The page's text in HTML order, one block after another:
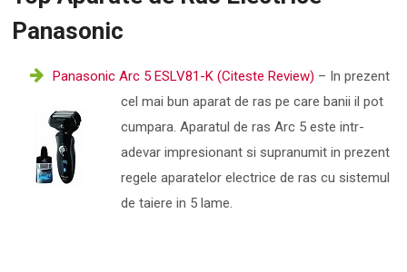
Panasonic
Panasonic Arc 5 ESLV81-K (Citeste Review) – In prezent
cel mai bun aparat de ras pe care banii il pot
cumpara. Aparatul de ras Arc 5 este intr-
adevar impresionant si supranumit in prezent
regele aparatelor electrice de ras cu sistemul
de taiere in 5 lame.